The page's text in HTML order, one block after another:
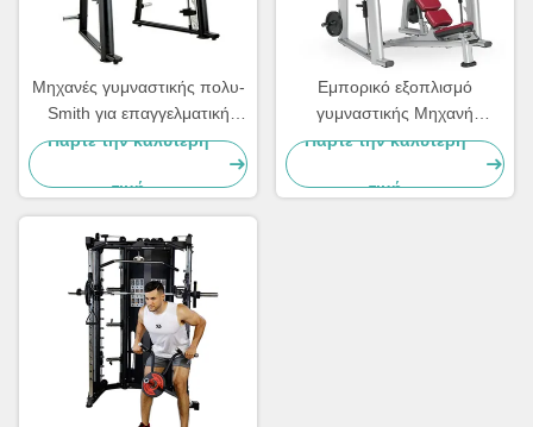
Μηχανές γυμναστικής πολυ-
Smith για επαγγελματική
χρήση
Πάρτε την καλύτερη
τιμή
Εμπορικό εξοπλισμό
γυμναστικής Μηχανή
κατάρτισης δύναμης Σμιθ
Πάρτε την καλύτερη
τιμή